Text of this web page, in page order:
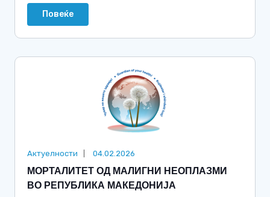
Повеќе
Актуелности 04.02.2026
МОРТАЛИТЕТ ОД МАЛИГНИ НЕОПЛАЗМИ
ВО РЕПУБЛИКА МАКЕДОНИЈА